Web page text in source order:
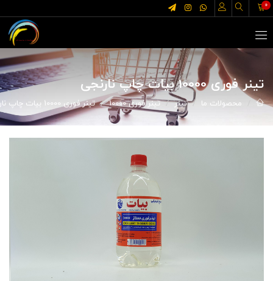
0
تینر فوری 10000 بیات چاپ نارنجی
محصولات ما تینر تینر فوری 10000 تینر فوری 10000 بیات چاپ نارنجی